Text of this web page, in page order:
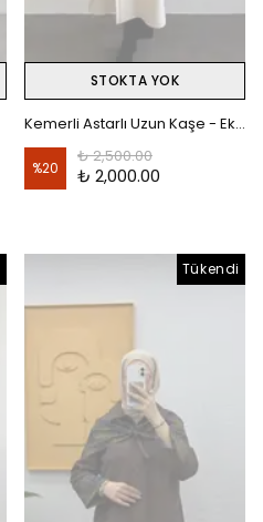
STOKTA YOK
Kemerli Astarlı Uzun Kaşe - Ekru
%20
₺ 2,500.00
₺ 2,000.00
Tükendi